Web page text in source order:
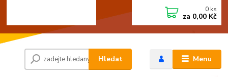
Menu
Hledat
0 ks
za 0,00 Kč